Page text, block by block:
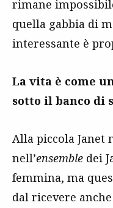
rimane
quella gabbia di
interessante è
La vita è come
sotto il banco di
Alla piccola Janet
nell’ensemble dei
femmina, ma
dal ricevere